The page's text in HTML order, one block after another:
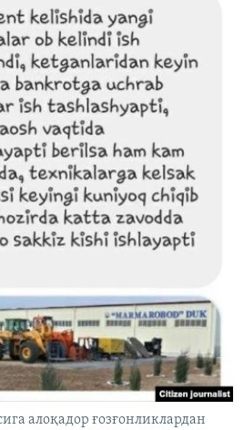
алоқадор ғозғонликлардан